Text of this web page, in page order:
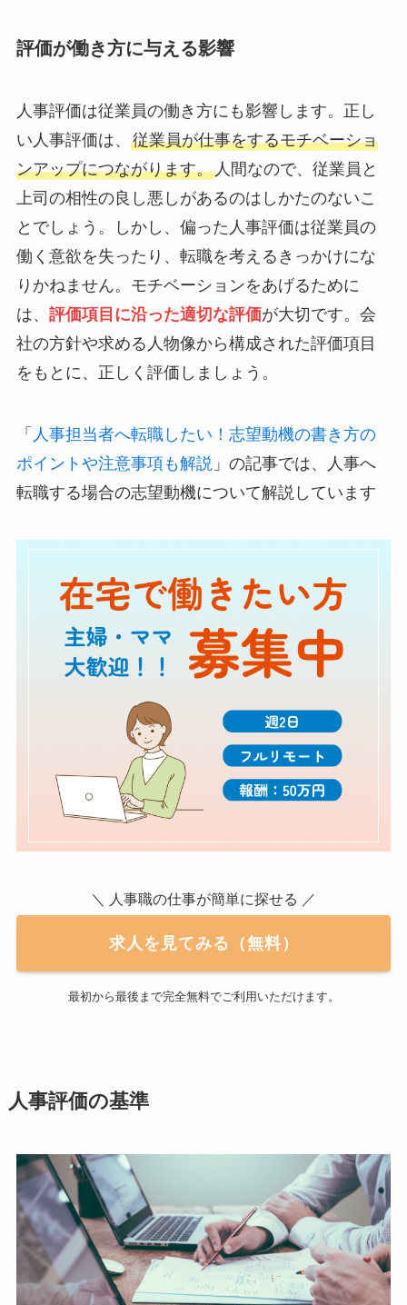
評価が働き方に与える影響
人事評価は従業員の働き方にも影響します。正し
い人事評価は、 従業員が仕事をするモチベーショ
ンアップにつながります。人間なので、従業員と
上司の相性の良し悪しがあるのはしかたのないこ
とでしょう。しかし、偏った人事評価は従業員の
働く意欲を失ったり、転職を考えるきっかけにな
りかねません。モチベーションをあげるために
は、 評価項目に沿った適切な評価が大切です。会
社の方針や求める人物像から構成された評価項目
をもとに、正しく評価しましょう。
「 人事担当者へ転職したい！志望動機の書き方の
ポイントや注意事項も解説 」の記事では、人事へ
転職する場合の志望動機について解説しています
＼ 人事職の仕事が簡単に探せる ／
求人を見てみる（無料）
最初から最後まで完全無料でご利用いただけます。
人事評価の基準